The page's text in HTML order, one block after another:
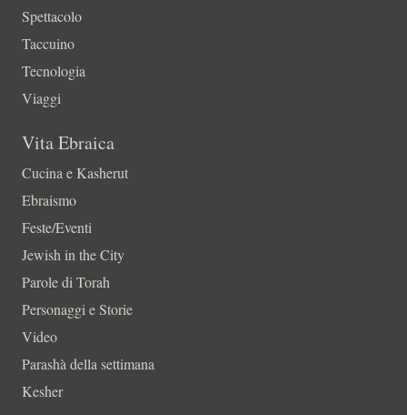
Spettacolo
Taccuino
Tecnologia
Viaggi
Vita Ebraica
Cucina e Kasherut
Ebraismo
Feste/Eventi
Jewish in the City
Parole di Torah
Personaggi e Storie
Video
Parashà della settimana
Kesher